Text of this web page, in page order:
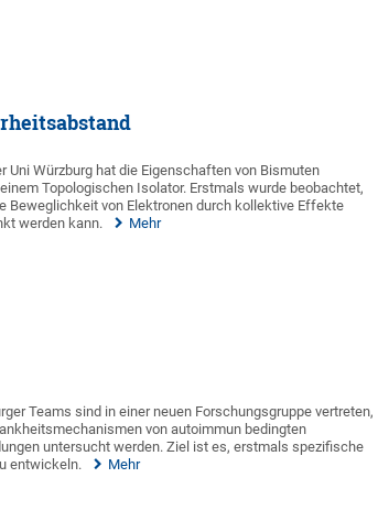
Uni Würzburg hat die Eigenschaften von Bismuten
Topologischen Isolator. Erstmals wurde beobachtet,
Beweglichkeit von Elektronen durch kollektive Effekte
werden kann.
Mehr
Teams sind in einer neuen Forschungsgruppe vertreten,
von autoimmun bedingten
untersucht werden. Ziel ist es, erstmals spezifische
entwickeln.
Mehr